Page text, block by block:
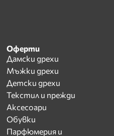
Оферти
Дамски дрехи
Мъжки дрехи
Детски дрехи
Текстил и прежди
Аксесоари
Обувки
Парфюмерия и